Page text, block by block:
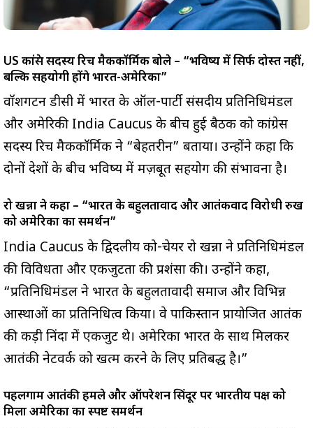
US कांग्रेस सदस्य रिच मैककॉर्मिक बोले – “भविष्य में सिर्फ दोस्त नहीं,
बल्कि सहयोगी होंगे भारत-अमेरिका”
वॉशिंगटन डीसी में भारत के ऑल-पार्टी संसदीय प्रतिनिधिमंडल
और अमेरिकी India Caucus के बीच हुई बैठक को कांग्रेस
सदस्य रिच मैककॉर्मिक ने “बेहतरीन” बताया। उन्होंने कहा कि
दोनों देशों के बीच भविष्य में मज़बूत सहयोग की संभावना है।
रो खन्ना ने कहा – “भारत के बहुलतावाद और आतंकवाद विरोधी रुख
को अमेरिका का समर्थन”
India Caucus के द्विदलीय को-चेयर रो खन्ना ने प्रतिनिधिमंडल
की विविधता और एकजुटता की प्रशंसा की। उन्होंने कहा,
“प्रतिनिधिमंडल ने भारत के बहुलतावादी समाज और विभिन्न
आस्थाओं का प्रतिनिधित्व किया। वे पाकिस्तान प्रायोजित आतंक
की कड़ी निंदा में एकजुट थे। अमेरिका भारत के साथ मिलकर
आतंकी नेटवर्क को खत्म करने के लिए प्रतिबद्ध है।”
पहलगाम आतंकी हमले और ऑपरेशन सिंदूर पर भारतीय पक्ष को
मिला अमेरिका का स्पष्ट समर्थन